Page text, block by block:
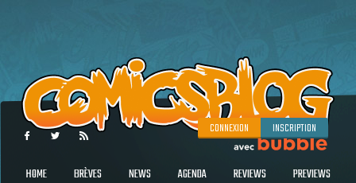
CONNEXION INSCRIPTION
HOME BRÈVES NEWS AGENDA REVIEWS PREVIEWS